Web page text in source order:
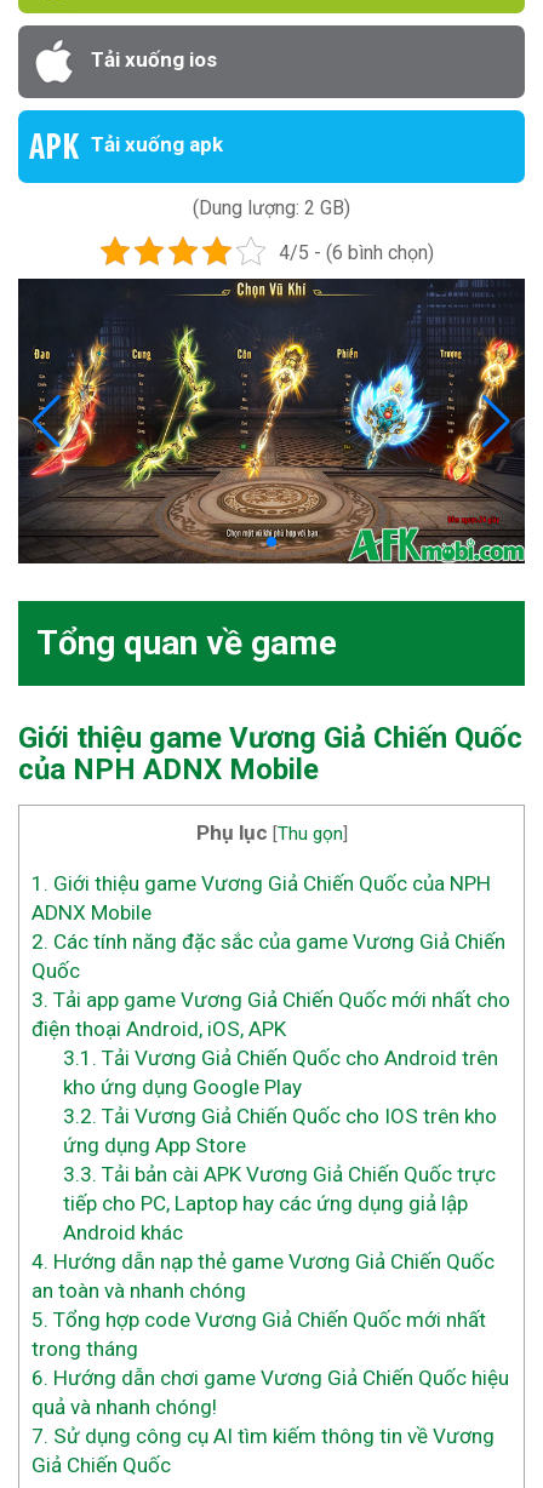
Tải xuống ios
Tải xuống apk
(Dung lượng: 2 GB)
4/5 - (6 bình chọn)
Tổng quan về game
Giới thiệu game Vương Giả Chiến Quốc
của NPH ADNX Mobile
Phụ lục Thu gọn]
1. Giới thiệu game Vương Giả Chiến Quốc của NPH
ADNX Mobile
2. Các tính năng đặc sắc của game Vương Giả Chiến
Quốc
3. Tải app game Vương Giả Chiến Quốc mới nhất cho
điện thoại Android, iOS, APK
3.1. Tải Vương Giả Chiến Quốc cho Android trên
kho ứng dụng Google Play
3.2. Tải Vương Giả Chiến Quốc cho IOS trên kho
ứng dụng App Store
3.3. Tải bản cài APK Vương Giả Chiến Quốc trực
tiếp cho PC, Laptop hay các ứng dụng giả lập
Android khác
4. Hướng dẫn nạp thẻ game Vương Giả Chiến Quốc
an toàn và nhanh chóng
5. Tổng hợp code Vương Giả Chiến Quốc mới nhất
trong tháng
6. Hướng dẫn chơi game Vương Giả Chiến Quốc hiệu
quả và nhanh chóng!
7. Sử dụng công cụ AI tìm kiếm thông tin về Vương
Giả Chiến Quốc